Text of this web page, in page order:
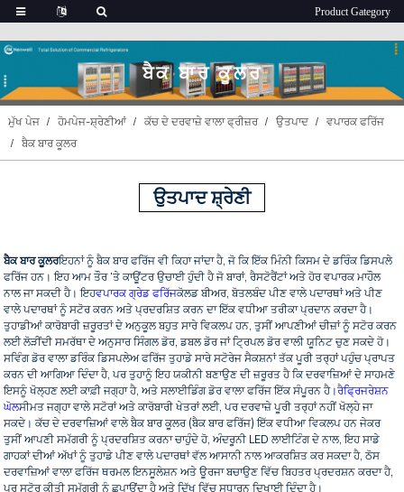
ਬੈਕ ਬਾਰ ਕੂਲਰ
ਮੁੱਖ ਪੇਜ ਹੋਮਪੇਜ-ਸ਼੍ਰੇਣੀਆਂ ਕੱਚ ਦੇ ਦਰਵਾਜ਼ੇ ਵਾਲਾ ਫ੍ਰੀਜ਼ਰ ਉਤਪਾਦ
ਵਪਾਰਕ ਫਰਿੱਜ
ਬੈਕ ਬਾਰ ਕੂਲਰ
ਉਤਪਾਦ ਸ਼੍ਰੇਣੀ
ਬੈਕ ਬਾਰ ਕੂਲਰਇਹਨਾਂ ਨੂੰ ਬੈਕ ਬਾਰ ਫਰਿੱਜ ਵੀ ਕਿਹਾ ਜਾਂਦਾ ਹੈ, ਜੋ ਕਿ ਇੱਕ ਮਿੰਨੀ ਕਿਸਮ ਦੇ ਡਰਿੰਕ ਡਿਸਪਲੇ
ਫਰਿੱਜ ਹਨ। ਇਹ ਆਮ ਤੌਰ 'ਤੇ ਕਾਊਂਟਰ ਉਚਾਈ ਹੁੰਦੀ ਹੈ ਜੋ ਬਾਰਾਂ, ਰੈਸਟੋਰੈਂਟਾਂ ਅਤੇ ਹੋਰ ਵਪਾਰਕ ਮਾਹੌਲ
ਨਾਲ ਜਾ ਸਕਦੀ ਹੈ। ਇਹਵਪਾਰਕ ਗ੍ਰੇਡ ਫਰਿੱਜਕੋਲਡ ਬੀਅਰ, ਬੋਤਲਬੰਦ ਪੀਣ ਵਾਲੇ ਪਦਾਰਥਾਂ ਅਤੇ ਪੀਣ
ਵਾਲੇ ਪਦਾਰਥਾਂ ਨੂੰ ਸਟੋਰ ਕਰਨ ਅਤੇ ਪ੍ਰਦਰਸ਼ਿਤ ਕਰਨ ਦਾ ਇੱਕ ਵਧੀਆ ਤਰੀਕਾ ਪ੍ਰਦਾਨ ਕਰਦਾ ਹੈ।
ਤੁਹਾਡੀਆਂ ਕਾਰੋਬਾਰੀ ਜ਼ਰੂਰਤਾਂ ਦੇ ਅਨੁਕੂਲ ਬਹੁਤ ਸਾਰੇ ਵਿਕਲਪ ਹਨ, ਤੁਸੀਂ ਆਪਣੀਆਂ ਚੀਜ਼ਾਂ ਨੂੰ ਸਟੋਰ ਕਰਨ
ਲਈ ਲੋੜੀਂਦੀ ਸਮਰੱਥਾ ਦੇ ਅਨੁਸਾਰ ਸਿੰਗਲ ਡੋਰ, ਡਬਲ ਡੋਰ ਜਾਂ ਟ੍ਰਿਪਲ ਡੋਰ ਵਾਲੀ ਯੂਨਿਟ ਚੁਣ ਸਕਦੇ ਹੋ।
ਸਵਿੰਗ ਡੋਰ ਵਾਲਾ ਡਰਿੰਕ ਡਿਸਪਲੇਅ ਫਰਿੱਜ ਤੁਹਾਡੇ ਸਾਰੇ ਸਟੋਰੇਜ ਸੈਕਸ਼ਨਾਂ ਤੱਕ ਪੂਰੀ ਤਰ੍ਹਾਂ ਪਹੁੰਚ ਪ੍ਰਾਪਤ
ਕਰਨ ਦੀ ਆਗਿਆ ਦਿੰਦਾ ਹੈ, ਪਰ ਤੁਹਾਨੂੰ ਇਹ ਯਕੀਨੀ ਬਣਾਉਣ ਦੀ ਜ਼ਰੂਰਤ ਹੈ ਕਿ ਦਰਵਾਜ਼ਿਆਂ ਦੇ ਸਾਹਮਣੇ
ਇਸਨੂੰ ਖੋਲ੍ਹਣ ਲਈ ਕਾਫ਼ੀ ਜਗ੍ਹਾ ਹੈ, ਅਤੇ ਸਲਾਈਡਿੰਗ ਡੋਰ ਵਾਲਾ ਫਰਿੱਜ ਇੱਕ ਸੰਪੂਰਨ ਹੈ।ਰੈਫ੍ਰਿਜਰੇਸ਼ਨ
ਘੋਲਸੀਮਤ ਜਗ੍ਹਾ ਵਾਲੇ ਸਟੋਰਾਂ ਅਤੇ ਕਾਰੋਬਾਰੀ ਖੇਤਰਾਂ ਲਈ, ਪਰ ਦਰਵਾਜ਼ੇ ਪੂਰੀ ਤਰ੍ਹਾਂ ਨਹੀਂ ਖੋਲ੍ਹੇ ਜਾ
ਸਕਦੇ। ਕੱਚ ਦੇ ਦਰਵਾਜ਼ਿਆਂ ਵਾਲੇ ਬੈਕ ਬਾਰ ਕੂਲਰ (ਬੈਕ ਬਾਰ ਫਰਿੱਜ) ਇੱਕ ਵਧੀਆ ਵਿਕਲਪ ਹਨ ਜੇਕਰ
ਤੁਸੀਂ ਆਪਣੀ ਸਮੱਗਰੀ ਨੂੰ ਪ੍ਰਦਰਸ਼ਿਤ ਕਰਨਾ ਚਾਹੁੰਦੇ ਹੋ, ਅੰਦਰੂਨੀ LED ਲਾਈਟਿੰਗ ਦੇ ਨਾਲ, ਇਹ ਸਾਡੇ
ਗਾਹਕਾਂ ਦੀਆਂ ਅੱਖਾਂ ਨੂੰ ਤੁਹਾਡੇ ਪੀਣ ਵਾਲੇ ਪਦਾਰਥਾਂ ਵੱਲ ਆਸਾਨੀ ਨਾਲ ਆਕਰਸ਼ਿਤ ਕਰ ਸਕਦਾ ਹੈ, ਠੋਸ
ਦਰਵਾਜ਼ਿਆਂ ਵਾਲਾ ਫਰਿੱਜ ਥਰਮਲ ਇਨਸੂਲੇਸ਼ਨ ਅਤੇ ਊਰਜਾ ਬਚਾਉਣ ਵਿੱਚ ਬਿਹਤਰ ਪ੍ਰਦਰਸ਼ਨ ਕਰਦਾ ਹੈ,
ਪਰ ਸਟੋਰ ਕੀਤੀ ਸਮੱਗਰੀ ਨੂੰ ਛੁਪਾਉਂਦਾ ਹੈ ਅਤੇ ਦਿੱਖ ਵਿੱਚ ਸਧਾਰਨ ਦਿਖਾਈ ਦਿੰਦਾ ਹੈ।